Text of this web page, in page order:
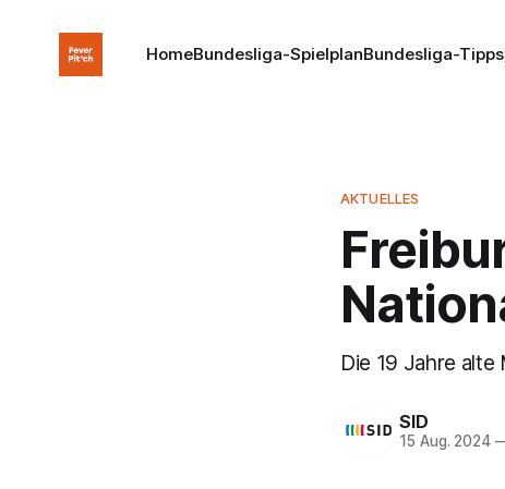
HomeBundesliga-SpielplanBundesliga-
AKTUELLES
Die 19 Jahre
SID
15 Aug. 2024